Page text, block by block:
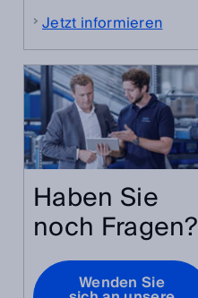
Jetzt informieren
Haben Sie
noch Fragen?
Wenden Sie